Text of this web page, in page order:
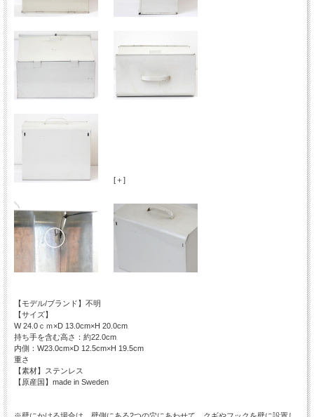
[＋]
【モデル/ブランド】不明
【サイズ】
W 24.0ｃｍ×D 13.0cm×H 20.0cm
持ち手を含む高さ：約22.0cm
内側：W23.0cm×D 12.5cm×H 19.5cm
重さ
【素材】ステンレス
【原産国】made in Sweden